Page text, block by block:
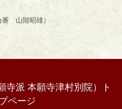
階昭雄）
寺派 本願寺津村別院）ト
ページ